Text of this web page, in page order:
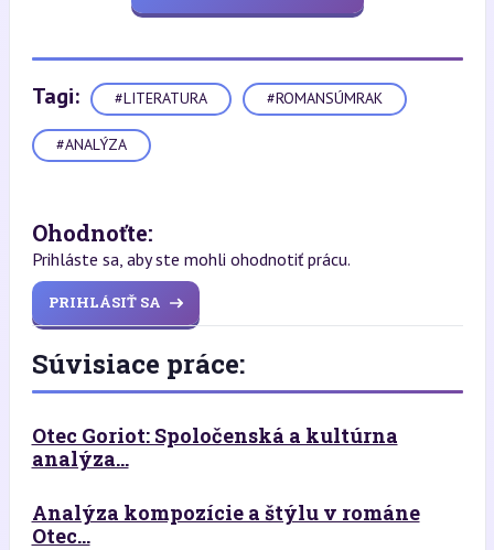
Tagi: #LITERATURA #ROMANSÚMRAK
#ANALÝZA
Ohodnoťte:
Prihláste sa, aby ste mohli ohodnotiť prácu.
PRIHLÁSIŤ SA
Súvisiace práce:
Otec Goriot: Spoločenská a kultúrna
analýza...
Analýza kompozície a štýlu v románe
Otec...